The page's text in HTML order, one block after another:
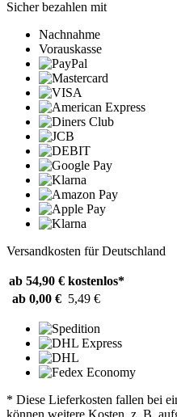
Sicher bezahlen mit
Nachnahme
Vorauskasse
Versandkosten für Deutschland
ab 54,90 € kostenlos*
ab 0,00 € 5,49 €
* Diese Lieferkosten fallen bei